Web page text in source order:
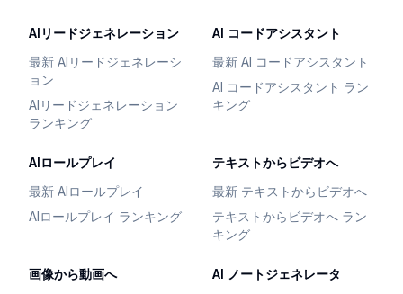
AIリードジェネレーション
最新 AIリードジェネレーシ
ョン
AIリードジェネレーション
ランキング
AI コードアシスタント
最新 AI コードアシスタント
AI コードアシスタント ラン
キング
AIロールプレイ
最新 AIロールプレイ
AIロールプレイ ランキング
テキストからビデオへ
最新 テキストからビデオへ
テキストからビデオへ ラン
キング
画像から動画へ
AI ノートジェネレータ